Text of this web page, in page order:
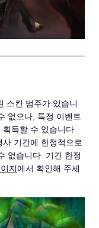
스킨 범주가 있습니
없으나, 특정 이벤트
득할 수 있습니다.
기간에 한정적으로
없습니다. 기간 한정
지에서 확인해 주세